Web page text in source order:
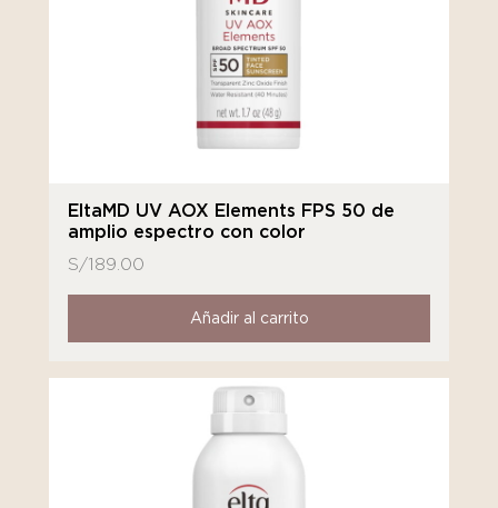
EltaMD UV AOX Elements FPS 50 de
amplio espectro con color
S/189.00
Añadir al carrito